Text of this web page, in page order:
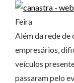
Feira
Além da rede
empresários,
veículos
passaram pelo